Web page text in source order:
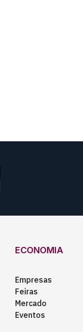
ECONOMIA
Empresas
Feiras
Mercado
Eventos